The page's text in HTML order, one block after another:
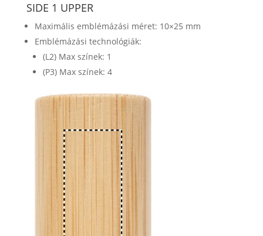
SIDE 1 UPPER
Maximális emblémázási méret: 10×25 mm
Emblémázási technológiák:
(L2) Max színek: 1
(P3) Max színek: 4